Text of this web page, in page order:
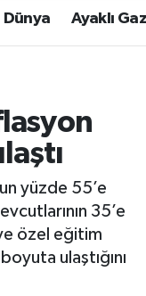
Dünya Ayaklı
yüzde 55’e
35’e
özel eğitim
ulaştığını